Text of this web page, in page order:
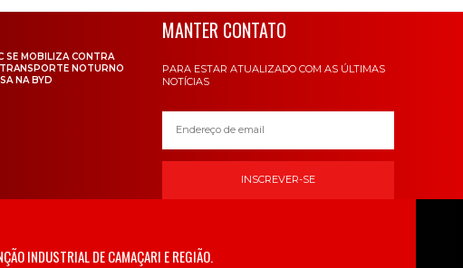
SE MOBILIZA CONTRA
NOTURNO
NA BYD
MANTER CONTATO
PARA ESTAR ATUALIZADO COM AS ÚLTIMAS
NOTÍCIAS
INSCREVER-SE
INDUSTRIAL DE CAMAÇARI E REGIÃO.